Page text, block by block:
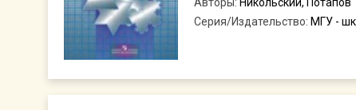
Серия/Издательство: МГУ -